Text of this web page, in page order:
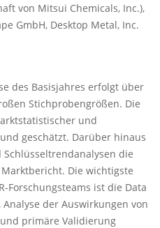
von Mitsui Chemicals, Inc.),
GmbH, Desktop Metal, Inc.
des Basisjahres erfolgt über
Stichprobengrößen. Die
und
geschätzt. Darüber hinaus
die
Die wichtigste
Forschungsteams ist die Data
der Auswirkungen von
primäre Validierung